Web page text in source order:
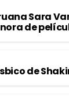
Sara
de
de